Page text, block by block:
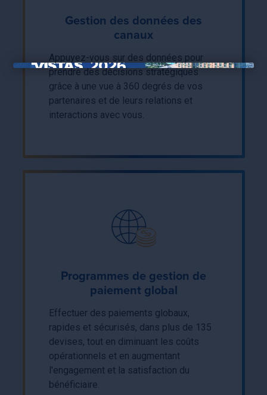
Gestion des données des
canaux
Appuyez-vous sur des données pour
prendre des décisions stratégiques
grâce à une vue à 360 degrés de vos
partenaires et de leurs relations et
interactions avec vous.
Programmes de gestion de
paiement global
Effectuer des paiements globaux,
rapides et sécurisés, dans plus de 135
devises, tout en diminuant les coûts
opérationnels et en augmentant
l'engagement et la satisfaction du
bénéficiaire.